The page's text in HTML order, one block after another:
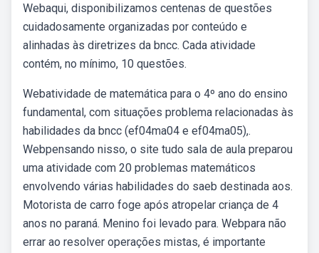
Webaqui, disponibilizamos centenas de questões
cuidadosamente organizadas por conteúdo e
alinhadas às diretrizes da bncc. Cada atividade
contém, no mínimo, 10 questões.
Webatividade de matemática para o 4º ano do ensino
fundamental, com situações problema relacionadas às
habilidades da bncc (ef04ma04 e ef04ma05),.
Webpensando nisso, o site tudo sala de aula preparou
uma atividade com 20 problemas matemáticos
envolvendo várias habilidades do saeb destinada aos.
Motorista de carro foge após atropelar criança de 4
anos no paraná. Menino foi levado para. Webpara não
errar ao resolver operações mistas, é importante